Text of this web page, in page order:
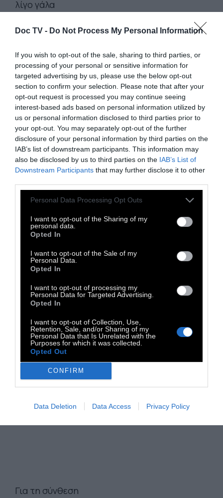
Doc TV - Do Not Process My Personal Information
If you wish to opt-out of the sale, sharing to third parties, or
processing of your personal or sensitive information for
targeted advertising by us, please use the below opt-out
section to confirm your selection. Please note that after your
opt-out request is processed you may continue seeing
interest-based ads based on personal information utilized by
us or personal information disclosed to third parties prior to
your opt-out. You may separately opt-out of the further
disclosure of your personal information by third parties on the
IAB’s list of downstream participants. This information may
also be disclosed by us to third parties on the IAB’s List of
Downstream Participants that may further disclose it to other
Personal Data Processing Opt Outs
I want to opt-out of the Sharing of my
personal data.
Opted In
I want to opt-out of the Sale of my
Personal Data.
Opted In
I want to opt-out of processing my
Personal Data for Targeted Advertising.
Opted In
I want to opt-out of Collection, Use,
Retention, Sale, and/or Sharing of my
Personal Data that Is Unrelated with the
Purposes for which it was collected.
Opted Out
CONFIRM
Data Deletion Data Access Privacy Policy
λίγο γάλα
Για το φύλλο
Αφήνετε το φύλλο κρούστας να ξεπαγώσει
σύμφωνα με τις οδηγίες της συσκευασίας.
Για τη γέμιση
Βράζετε το κοτόπουλο σε αλατισμένο
νερό.Το αποσύρετε με την τρυπητή
κουτάλα. Καθαρίζετε το κοτόπουλο από τις
πέτσες και τα κόκαλα και το ψιλοκόβετε.
Λιώνετε το βούτυρο σ’ ένα βαθύ τηγάνι και
ροδίζετε τα κρεμμύδια.
Προσθέτετε τον κύβο
και σιγοβράζετε
10’.Ανακατεύετε το γιαούρτι με το σιμιγδάλι
και το τρίμμα της φέτας. Χτυπάτε τα 3
ολόκληρα αυγά και τον 1 κρόκο με το μπέικιν
πάουντερ και το αλατοπίπερο και τα
προσθέτετε στο μείγμα του γιαουρτιού.
Κατεβάζετε τα κρεμμύδια από τη φωτιά
μαϊντανό και το μείγμα του γιαουρτιού.
Για τη σύνθεση